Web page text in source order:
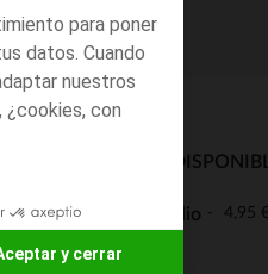
para poner
datos. Cuando
nuestros
con
y cerrar
MODOS DE ENVÍO
Entrega a domicilio 4,95 €